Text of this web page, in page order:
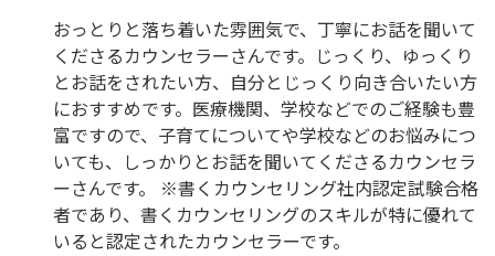
おっとりと落ち着いた雰囲気で、丁寧にお話を聞いて
くださるカウンセラーさんです。じっくり、ゆっくり
とお話をされたい方、自分とじっくり向き合いたい方
におすすめです。医療機関、学校などでのご経験も豊
富ですので、子育てについてや学校などのお悩みにつ
いても、しっかりとお話を聞いてくださるカウンセラ
ーさんです。 ※書くカウンセリング社内認定試験合格
者であり、書くカウンセリングのスキルが特に優れて
いると認定されたカウンセラーです。